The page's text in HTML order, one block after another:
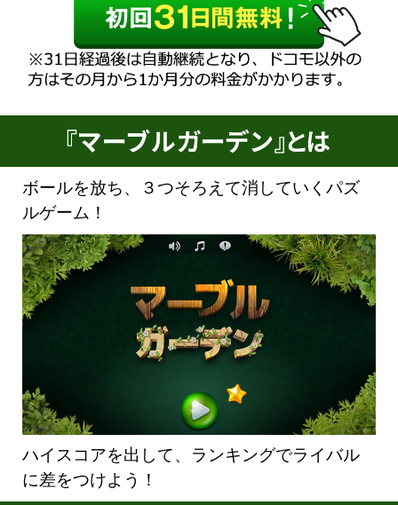
ボールを放ち、３つそろえて消していくパズ
ルゲーム！
ハイスコアを出して、ランキングでライバル
に差をつけよう！